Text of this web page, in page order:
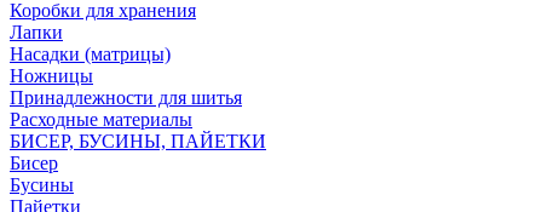
Коробки для хранения
Лапки
Насадки (матрицы)
Ножницы
Принадлежности для шитья
Расходные материалы
БИСЕР, БУСИНЫ, ПАЙЕТКИ
Бисер
Бусины
Пайетки